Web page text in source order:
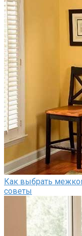
Как выбрать
советы